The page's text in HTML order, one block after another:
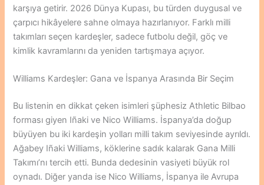
karşıya getirir. 2026 Dünya Kupası, bu türden duygusal ve
çarpıcı hikâyelere sahne olmaya hazırlanıyor. Farklı milli
takımları seçen kardeşler, sadece futbolu değil, göç ve
kimlik kavramlarını da yeniden tartışmaya açıyor.
Williams Kardeşler: Gana ve İspanya Arasında Bir Seçim
Bu listenin en dikkat çeken isimleri şüphesiz Athletic Bilbao
forması giyen Iñaki ve Nico Williams. İspanya’da doğup
büyüyen bu iki kardeşin yolları milli takım seviyesinde ayrıldı.
Ağabey Iñaki Williams, köklerine sadık kalarak Gana Milli
Takımı’nı tercih etti. Bunda dedesinin vasiyeti büyük rol
oynadı. Diğer yanda ise Nico Williams, İspanya ile Avrupa